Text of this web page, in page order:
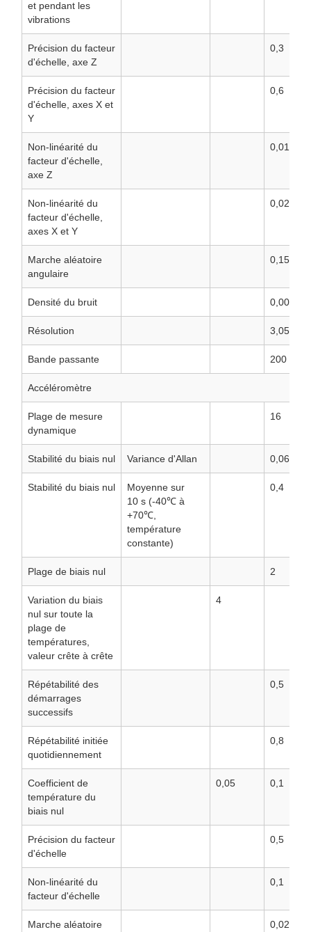
et pendant les
vibrations
Précision du facteur
d'échelle, axe Z
0,3
Précision du facteur
d'échelle, axes X et
Y
0,6
Non-linéarité du
facteur d'échelle,
axe Z
0,01
Non-linéarité du
facteur d'échelle,
axes X et Y
0,02
Marche aléatoire
angulaire
0,15
Densité du bruit 0,001
Résolution
Bande passante 200
Accéléromètre
Plage de mesure
dynamique
16
Stabilité du biais nul Variance d'Allan 0,06
Stabilité du biais nul
Moyenne sur
10 s (-40℃ à
+70℃,
température
constante)
0,4
Plage de biais nul 2
Variation du biais
nul sur toute la
plage de
températures,
valeur crête à crête
4
Répétabilité des
démarrages
successifs
0,5
Répétabilité initiée
quotidiennement
0,8
Coefficient de
température du
biais nul
0,05 0,1
Précision du facteur
d'échelle
0,5
Non-linéarité du
facteur d'échelle
0,1
Marche aléatoire
0,029